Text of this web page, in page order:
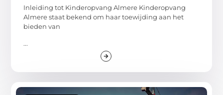
Inleiding tot Kinderopvang Almere Kinderopvang
Almere staat bekend om haar toewijding aan het
bieden van
...